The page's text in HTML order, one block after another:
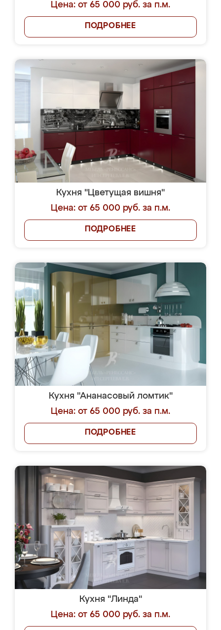
Цена: от 65 000 руб. за п.м.
ПОДРОБНЕЕ
Кухня "Цветущая вишня"
Цена: от 65 000 руб. за п.м.
ПОДРОБНЕЕ
Кухня "Ананасовый ломтик"
Цена: от 65 000 руб. за п.м.
ПОДРОБНЕЕ
Кухня "Линда"
Цена: от 65 000 руб. за п.м.